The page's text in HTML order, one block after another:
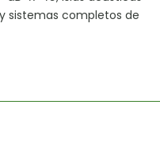
sistemas completos de